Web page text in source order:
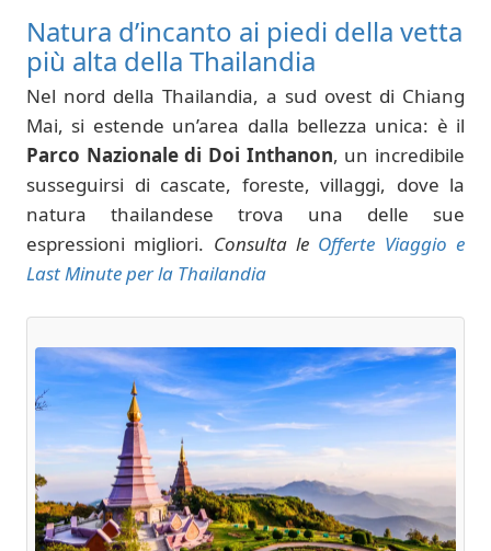
Natura d’incanto ai piedi della vetta
più alta della Thailandia
Nel nord della Thailandia, a sud ovest di Chiang
Mai, si estende un’area dalla bellezza unica: è il
Parco Nazionale di Doi Inthanon, un incredibile
susseguirsi di cascate, foreste, villaggi, dove la
natura thailandese trova una delle sue
espressioni migliori. Consulta le Offerte Viaggio e
Last Minute per la Thailandia